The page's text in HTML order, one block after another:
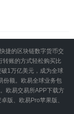
捷的区块链数字货币交
转账的方式轻松购买比
1万亿美元，成为全球
份额。欧易全球业务包
欧易交易所APP下载方
版、欧易Pro苹果版、